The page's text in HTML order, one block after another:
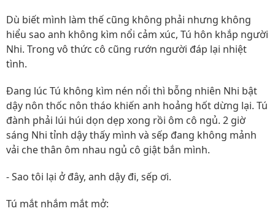
Dù biết mình làm thế cũng không phải nhưng không
hiểu sao anh không kìm nổi cảm xúc, Tú hôn khắp người
Nhi. Trong vô thức cô cũng rướn người đáp lại nhiệt
tình.
Đang lúc Tú không kìm nén nổi thì bỗng nhiên Nhi bật
dậy nôn thốc nôn tháo khiến anh hoảng hốt dừng lại. Tú
đành phải lúi húi dọn dẹp xong rồi ôm cô ngủ. 2 giờ
sáng Nhi tỉnh dậy thấy mình và sếp đang không mảnh
vải che thân ôm nhau ngủ cô giật bắn mình.
- Sao tôi lại ở đây, anh dậy đi, sếp ơi.
Tú mắt nhắm mắt mở: